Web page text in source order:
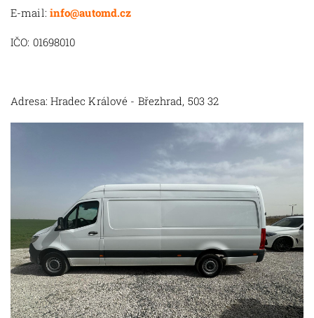
E-mail: info@automd.cz
IČO: 01698010
Adresa: Hradec Králové - Březhrad, 503 32